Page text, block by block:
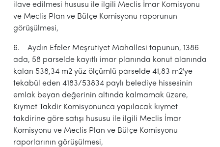
ilave edilmesi hususu ile ilgili Meclis İmar Komisyonu
ve Meclis Plan ve Bütçe Komisyonu raporunun
görüşülmesi,
6. Aydın Efeler Meşrutiyet Mahallesi tapunun, 1386
ada, 58 parselde kayıtlı imar planında konut alanında
kalan 538,34 m2 yüz ölçümlü parselde 41,83 m2'ye
tekabül eden 4183/53834 paylı belediye hissesinin
emlak beyan değerinin altında kalmamak üzere,
Kıymet Takdir Komisyonunca yapılacak kıymet
takdirine göre satışı hususu ile ilgili Meclis İmar
Komisyonu ve Meclis Plan ve Bütçe Komisyonu
raporlarının görüşülmesi,